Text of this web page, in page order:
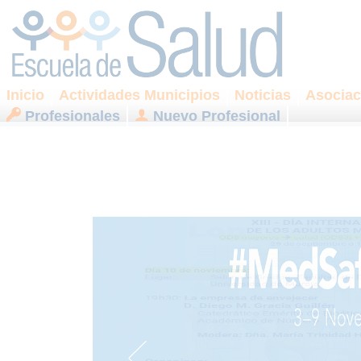
Inicio Actividades Municipios Noticias
Profesionales
Nuevo Profesional